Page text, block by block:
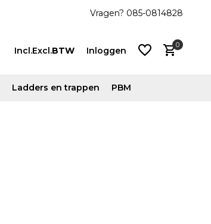
Vragen? 085-0814828
Incl.Excl.BTW Inloggen
0
Ladders en trappen PBM